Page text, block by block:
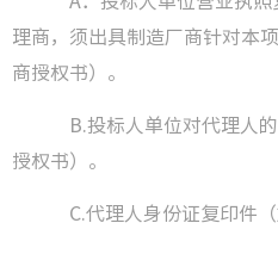
理商，须出具制造厂商针对本
商授权书）。
B.投标人单位对代理人
授权书）。
C. 代理人身份证复印件（